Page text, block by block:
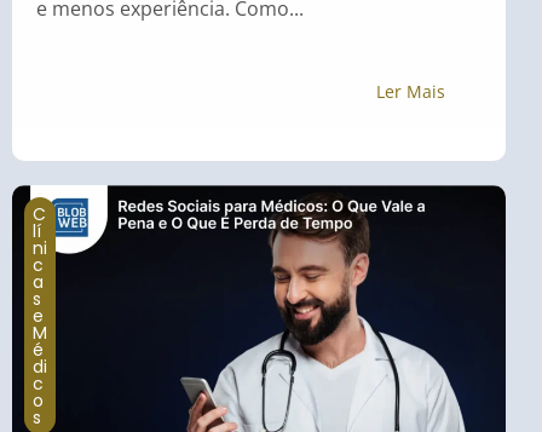
e menos experiência. Como...
Ler Mais
C
lí
ni
c
a
s
e
M
é
di
c
o
s